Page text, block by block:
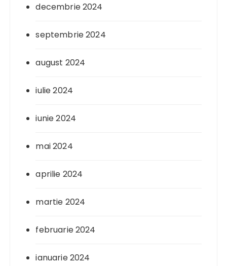
decembrie 2024
septembrie 2024
august 2024
iulie 2024
iunie 2024
mai 2024
aprilie 2024
martie 2024
februarie 2024
ianuarie 2024